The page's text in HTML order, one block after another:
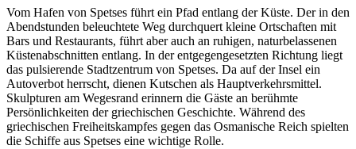
Vom Hafen von Spetses führt ein Pfad entlang der Küste. Der in den
Abendstunden beleuchtete Weg durchquert kleine Ortschaften mit
Bars und Restaurants, führt aber auch an ruhigen, naturbelassenen
Küstenabschnitten entlang. In der entgegengesetzten Richtung liegt
das pulsierende Stadtzentrum von Spetses. Da auf der Insel ein
Autoverbot herrscht, dienen Kutschen als Hauptverkehrsmittel.
Skulpturen am Wegesrand erinnern die Gäste an berühmte
Persönlichkeiten der griechischen Geschichte. Während des
griechischen Freiheitskampfes gegen das Osmanische Reich spielten
die Schiffe aus Spetses eine wichtige Rolle.